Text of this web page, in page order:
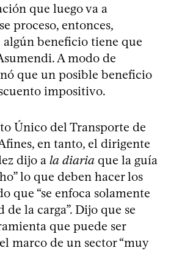
que luego va a
proceso, entonces,
algún beneficio tiene que
A modo de
que un posible beneficio
impositivo.
Único del Transporte de
en tanto, el dirigente
dijo a la diaria que la guía
lo que deben hacer los
que “se enfoca solamente
la carga”. Dijo que se
que puede ser
marco de un sector “muy